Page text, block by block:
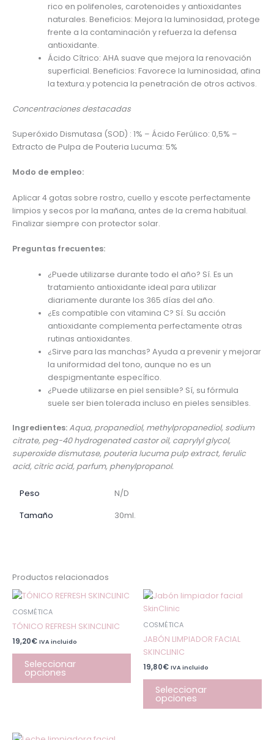
rico en polifenoles, carotenoides y antioxidantes
naturales. Beneficios: Mejora la luminosidad, protege
frente a la contaminación y refuerza la defensa
antioxidante.
Ácido Cítrico: AHA suave que mejora la renovación
superficial. Beneficios: Favorece la luminosidad, afina
la textura.y potencia la penetración de otros activos.
Concentraciones destacadas
Superóxido Dismutasa (SOD) : 1% – Ácido Ferúlico: 0,5% –
Extracto de Pulpa de Pouteria Lucuma: 5%
Modo de empleo:
Aplicar 4 gotas sobre rostro, cuello y escote perfectamente
limpios y secos por la mañana, antes de la crema habitual.
Finalizar siempre con protector solar.
Preguntas frecuentes:
¿Puede utilizarse durante todo el año? Sí. Es un
tratamiento antioxidante ideal para utilizar
diariamente durante los 365 días del año.
¿Es compatible con vitamina C? Sí. Su acción
antioxidante complementa perfectamente otras
rutinas antioxidantes.
¿Sirve para las manchas? Ayuda a prevenir y mejorar
la uniformidad del tono, aunque no es un
despigmentante específico.
¿Puede utilizarse en piel sensible? Sí, su fórmula
suele ser bien tolerada incluso en pieles sensibles.
Ingredientes:Aqua, propanediol, methylpropanediol, sodium
citrate, peg-40 hydrogenated castor oil, caprylyl glycol,
superoxide dismutase, pouteria lucuma pulp extract, ferulic
acid, citric acid, parfum, phenylpropanol.
Peso N/D
Tamaño 30ml.
Productos relacionados
COSMÉTICA
TÓNICO REFRESH SKINCLINIC
19,20€ IVA incluido
Seleccionar
opciones
Este
producto
tiene
múltiples
opciones
se
pueden
elegir
COSMÉTICA
JABÓN LIMPIADOR FACIAL
SKINCLINIC
19,80€ IVA incluido
Seleccionar
opciones